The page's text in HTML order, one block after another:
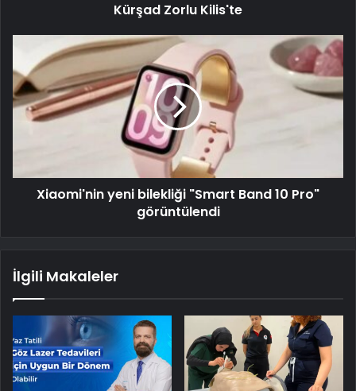
Kürşad Zorlu Kilis'te
Xiaomi'nin yeni bilekliği "Smart Band 10 Pro"
görüntülendi
İlgili Makaleler